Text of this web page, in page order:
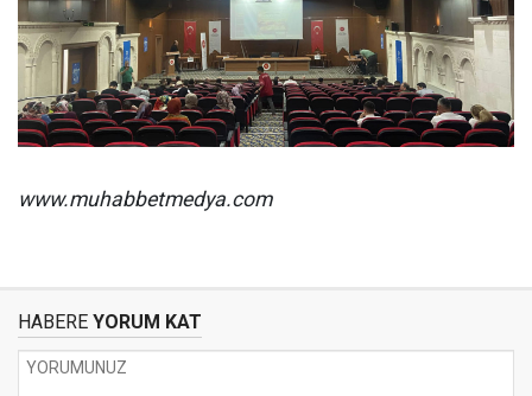
www.muhabbetmedya.com
HABERE YORUM KAT